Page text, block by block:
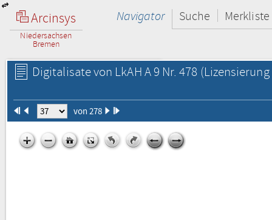
Arcinsys
Niedersachsen
Bremen
Navigator Suche Merkliste
Digitalisate von LkAH A 9 Nr. 478
von 278